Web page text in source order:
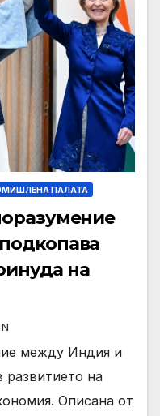
ПАЛАТА
на
между Индия и
на
Описана от